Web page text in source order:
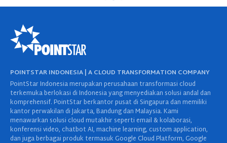
POINTSTAR INDONESIA | A CLOUD TRANSFORMATION COMPANY
PointStar Indonesia merupakan perusahaan transformasi cloud
terkemuka berlokasi di Indonesia yang menyediakan solusi andal dan
komprehensif. PointStar berkantor pusat di Singapura dan memiliki
kantor perwakilan di Jakarta, Bandung dan Malaysia. Kami
menawarkan solusi cloud mutakhir seperti email & kolaborasi,
konferensi video, chatbot AI, machine learning, custom application,
dan juga berbagai produk termasuk Google Cloud Platform, Google